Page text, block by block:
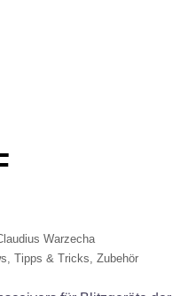
Warzecha
, Tipps & Tricks, Zubehör